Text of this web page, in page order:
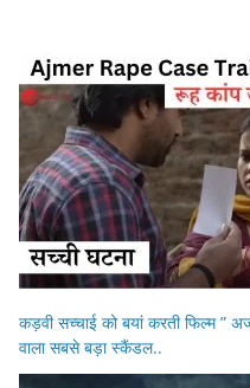
कड़वी सच्चाई को बयां करती फिल्म ”
वाला सबसे बड़ा स्कैंडल..